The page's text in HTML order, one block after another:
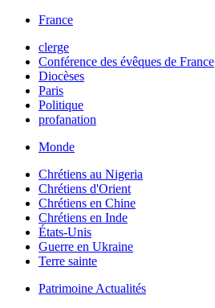
France
clerge
Conférence des évêques de France
Diocèses
Paris
Politique
profanation
Monde
Chrétiens au Nigeria
Chrétiens d'Orient
Chrétiens en Chine
Chrétiens en Inde
États-Unis
Guerre en Ukraine
Terre sainte
Patrimoine Actualités